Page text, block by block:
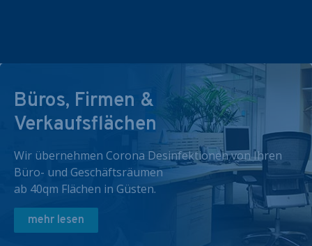
Büros, Firmen &
Verkaufsflächen
Wir übernehmen Corona Desinfektionen von Ihren
Büro- und Geschäftsräumen
ab 40qm Flächen in Güsten.
mehr lesen